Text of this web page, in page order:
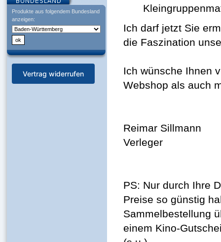
Produkte aus folgendem Bundesland
anzeigen:
Vertrag widerrufen
Ich darf jetzt Sie
die Faszination
Ich wünsche Ihnen
Webshop als auch
Reimar Sillmann
Verleger
PS: Nur durch Ihre
Preise so günstig
Sammelbestellung
einem Kino-